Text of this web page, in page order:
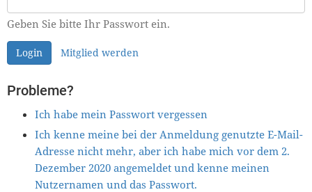
Geben Sie bitte Ihr Passwort ein.
Login Mitglied werden
Probleme?
Ich habe mein Passwort vergessen
Ich kenne meine bei der Anmeldung genutzte E-Mail-
Adresse nicht mehr, aber ich habe mich vor dem 2.
Dezember 2020 angemeldet und kenne meinen
Nutzernamen und das Passwort.